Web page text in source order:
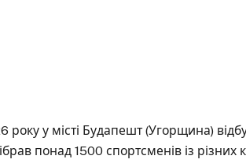
року у місті Будапешт (Угорщина)
понад 1500 спортсменів із